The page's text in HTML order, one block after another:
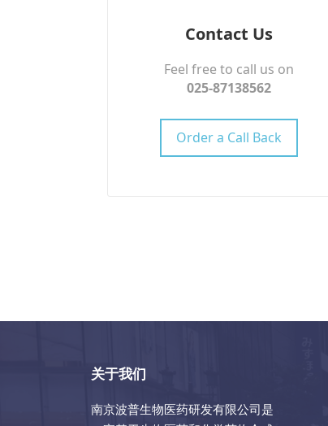
Contact Us
Feel free to call us on
025-87138562
Order a Call Back
关于我们
南京波普生物医药研发有限公司是